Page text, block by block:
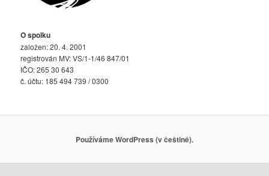
O spolku
založen: 20. 4. 2001
registrován MV: VS/1-1/46 847/01
IČO: 265 30 643
č. účtu: 185 494 739 / 0300
Používáme WordPress (v češtině).